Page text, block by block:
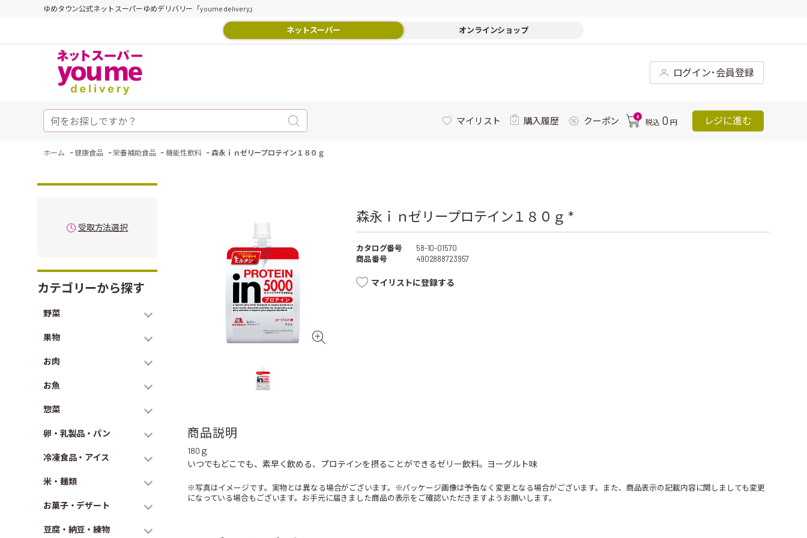
ゆめタウン公式ネットスーパーゆめデリバリー「youme delivery」
ネットスーパー オンラインショップ
ログイン･会員登録
マイリスト 購入履歴 クーポン 0
税込 0 円 レジに進む
ホーム -健康食品 - 栄養補助食品 -機能性飲料 -森永ｉｎゼリープロテイン１８０ｇ
受取方法選択
カテゴリーから探す
野菜
果物
お肉
お魚
惣菜
卵・乳製品・パン
冷凍食品・アイス
米・麺類
お菓子・デザート
豆腐・納豆・練物
森永ｉｎゼリープロテイン１８０ｇ *
カタログ番号
58-10-01570
商品番号
4902888723957
マイリストに登録する
商品説明
180ｇ
いつでもどこでも、素早く飲める、プロテインを摂ることができるゼリー飲料。ヨーグルト味
※写真はイメージです。実物とは異なる場合がございます。※パッケージ画像は予告なく変更となる場合がございます。また、商品表示の記載内容に関しましても変更
になっている場合もございます。お手元に届きました商品の表示をご確認いただきますようお願いします。